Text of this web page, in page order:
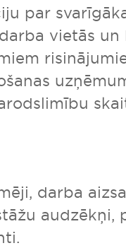
par
vietās
darba
audzēkņi,